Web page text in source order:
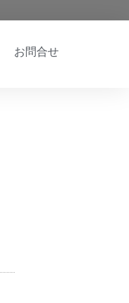
お問合せ